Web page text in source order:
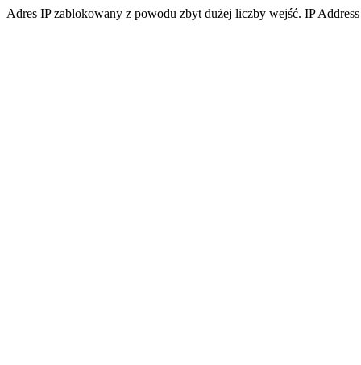
Adres IP zablokowany z powodu zbyt dużej liczby wejść. IP